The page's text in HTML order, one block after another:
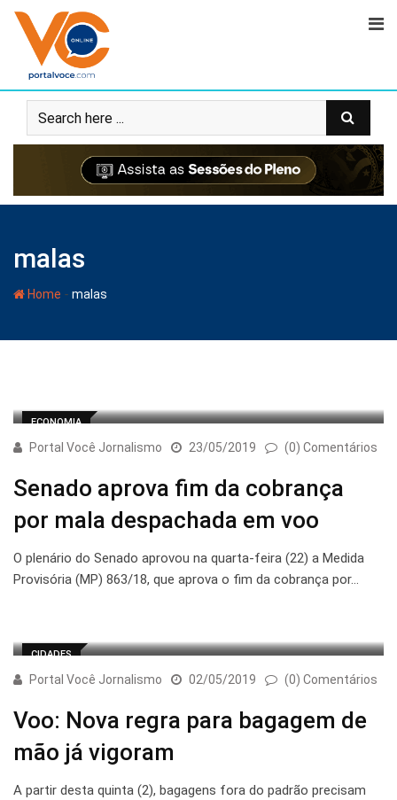
malas
Home - malas
ECONOMIA
Portal Você Jornalismo 23/05/2019 (0) Comentários
Senado aprova fim da cobrança
por mala despachada em voo
O plenário do Senado aprovou na quarta-feira (22) a Medida
Provisória (MP) 863/18, que aprova o fim da cobrança por…
CIDADES
Portal Você Jornalismo 02/05/2019 (0) Comentários
Voo: Nova regra para bagagem de
mão já vigoram
A partir desta quinta (2), bagagens fora do padrão precisam